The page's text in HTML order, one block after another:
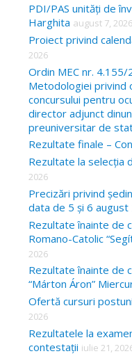
c
h
f
o
r
PDI/PAS unități de
Harghita august 7, 2026
Proiect privind
2026
Ordin MEC nr.
Metodologiei privind
concursului pentru
director adjunct
preuniversitar de
Rezultate finale –
Rezultate la selecția
2026
Precizări privind
data de 5 și 6 august
Rezultate înainte de
Romano-Catolic
2026
Rezultate înainte de
“Márton Áron”
Ofertă cursuri
2026
Rezultatele la
contestații iulie 21,